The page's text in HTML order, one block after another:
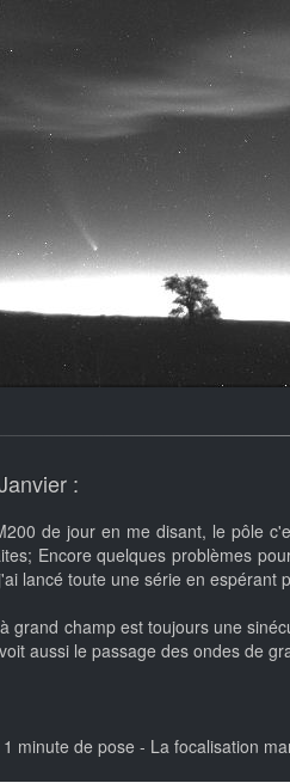
:
de jour en me disant, le pôle
Encore quelques problèmes
lancé toute une série en
grand champ est toujours une
aussi le passage des ondes de
minute de pose - La focalisation